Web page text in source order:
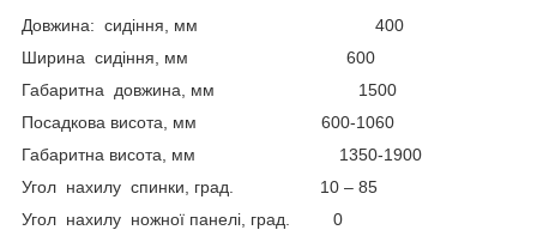
Довжина: сидіння, мм 400
Ширина сидіння, мм 600
Габаритна довжина, мм 1500
Посадкова висота, мм 600-1060
Габаритна висота, мм 1350-1900
Угол нахилу спинки, град. 10 – 85
Угол нахилу ножної панелі, град. 0